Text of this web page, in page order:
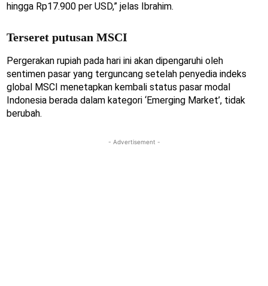
hingga Rp17.900 per USD,” jelas Ibrahim.
Terseret putusan MSCI
Pergerakan rupiah pada hari ini akan dipengaruhi oleh
sentimen pasar yang terguncang setelah penyedia indeks
global MSCI menetapkan kembali status pasar modal
Indonesia berada dalam kategori ‘Emerging Market’, tidak
berubah.
- Advertisement -